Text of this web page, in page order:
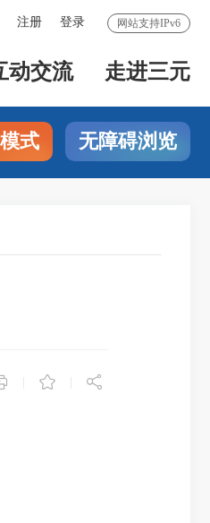
网站支持IPv6
注册 登录
动交流 走进三元
式 无障碍浏览
 